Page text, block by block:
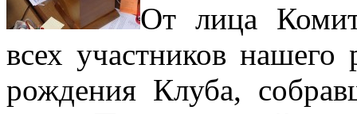
От лица
всех участников нашего
рождения Клуба,